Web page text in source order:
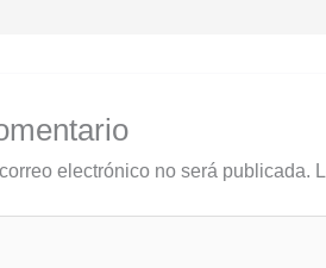
electrónico no será publicada.